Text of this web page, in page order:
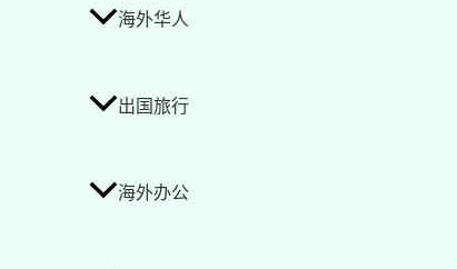
海外华人
出国旅行
海外办公